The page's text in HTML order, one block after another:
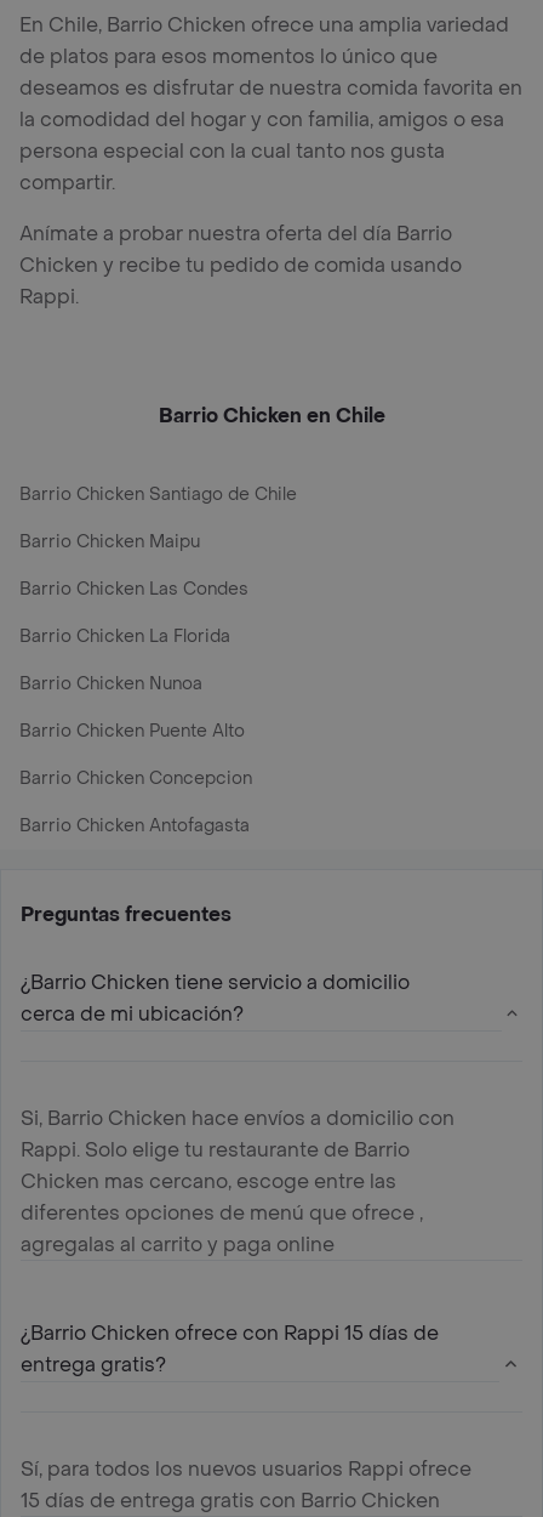
En Chile, Barrio Chicken ofrece una amplia variedad
de platos para esos momentos lo único que
deseamos es disfrutar de nuestra comida favorita en
la comodidad del hogar y con familia, amigos o esa
persona especial con la cual tanto nos gusta
compartir.
Anímate a probar nuestra oferta del día Barrio
Chicken y recibe tu pedido de comida usando
Rappi.
Barrio Chicken en Chile
Barrio Chicken Santiago de Chile
Barrio Chicken Maipu
Barrio Chicken Las Condes
Barrio Chicken La Florida
Barrio Chicken Nunoa
Barrio Chicken Puente Alto
Barrio Chicken Concepcion
Barrio Chicken Antofagasta
Preguntas frecuentes
¿Barrio Chicken tiene servicio a domicilio
cerca de mi ubicación?
Si, Barrio Chicken hace envíos a domicilio con
Rappi. Solo elige tu restaurante de Barrio
Chicken mas cercano, escoge entre las
diferentes opciones de menú que ofrece ,
agregalas al carrito y paga online
¿Barrio Chicken ofrece con Rappi 15 días de
entrega gratis?
Sí, para todos los nuevos usuarios Rappi ofrece
15 días de entrega gratis con Barrio Chicken